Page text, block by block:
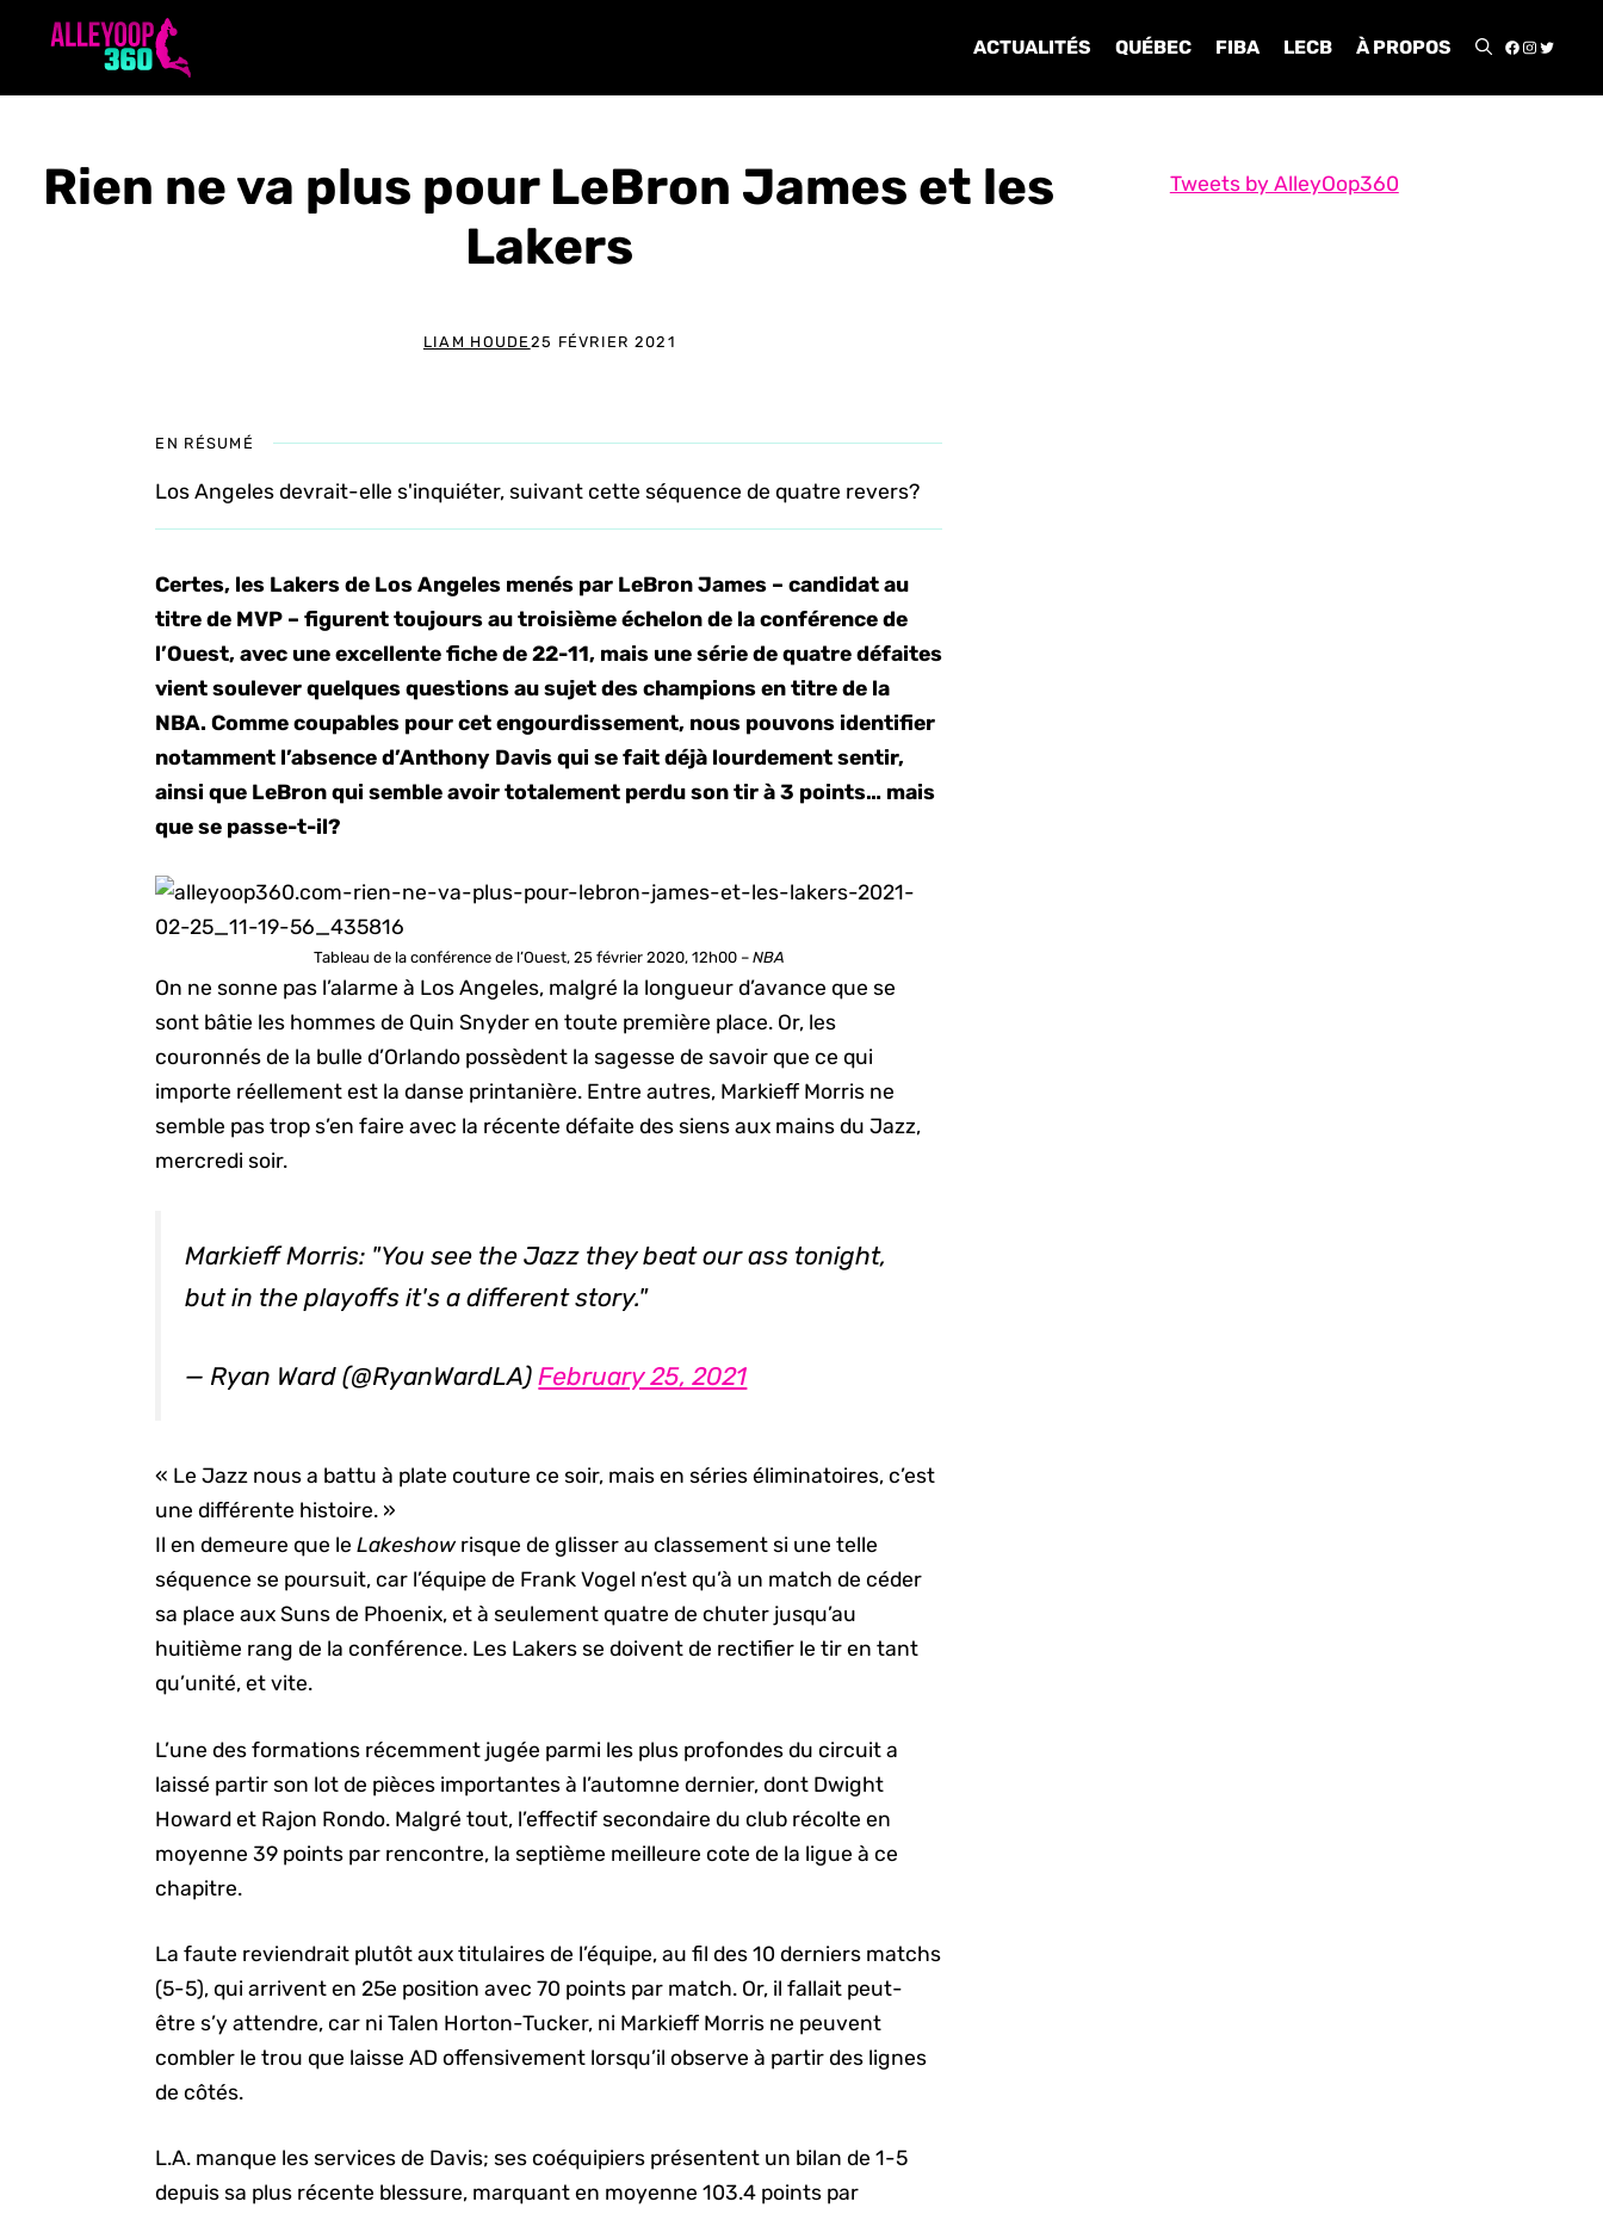
ACTUALITÉS QUÉBEC FIBA LECB À PROPOS
Rien ne va plus pour LeBron James et les
Lakers
LIAM HOUDE 25 FÉVRIER 2021
EN RÉSUMÉ
Los Angeles devrait-elle s'inquiéter, suivant cette séquence de quatre revers?
Certes, les Lakers de Los Angeles menés par LeBron James – candidat au
titre de MVP – figurent toujours au troisième échelon de la conférence de
l’Ouest, avec une excellente fiche de 22-11, mais une série de quatre défaites
vient soulever quelques questions au sujet des champions en titre de la
NBA. Comme coupables pour cet engourdissement, nous pouvons identifier
notamment l’absence d’Anthony Davis qui se fait déjà lourdement sentir,
ainsi que LeBron qui semble avoir totalement perdu son tir à 3 points… mais
que se passe-t-il?
Tableau de la conférence de l’Ouest, 25 février 2020, 12h00 – NBA
On ne sonne pas l’alarme à Los Angeles, malgré la longueur d’avance que se
sont bâtie les hommes de Quin Snyder en toute première place. Or, les
couronnés de la bulle d’Orlando possèdent la sagesse de savoir que ce qui
importe réellement est la danse printanière. Entre autres, Markieff Morris ne
semble pas trop s’en faire avec la récente défaite des siens aux mains du Jazz,
mercredi soir.
Markieff Morris: "You see the Jazz they beat our ass tonight,
but in the playoffs it's a different story."
— Ryan Ward (@RyanWardLA)February 25, 2021
« Le Jazz nous a battu à plate couture ce soir, mais en séries éliminatoires, c’est
une différente histoire. »
Il en demeure que leLakeshow risque de glisser au classement si une telle
séquence se poursuit, car l’équipe de Frank Vogel n’est qu’à un match de céder
sa place aux Suns de Phoenix, et à seulement quatre de chuter jusqu’au
huitième rang de la conférence. Les Lakers se doivent de rectifier le tir en tant
qu’unité, et vite.
L’une des formations récemment jugée parmi les plus profondes du circuit a
laissé partir son lot de pièces importantes à l’automne dernier, dont Dwight
Howard et Rajon Rondo. Malgré tout, l’effectif secondaire du club récolte en
moyenne 39 points par rencontre, la septième meilleure cote de la ligue à ce
chapitre.
La faute reviendrait plutôt aux titulaires de l’équipe, au fil des 10 derniers matchs
(5-5), qui arrivent en 25e position avec 70 points par match. Or, il fallait peut-
être s’y attendre, car ni Talen Horton-Tucker, ni Markieff Morris ne peuvent
combler le trou que laisse AD offensivement lorsqu’il observe à partir des lignes
de côtés.
L.A. manque les services de Davis; ses coéquipiers présentent un bilan de 1-5
depuis sa plus récente blessure, marquant en moyenne 103.4 points par
Tweets by AlleyOop360